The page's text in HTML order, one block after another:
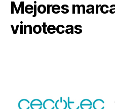
Mejores
vinotecas